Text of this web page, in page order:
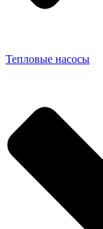
Тепловые насосы